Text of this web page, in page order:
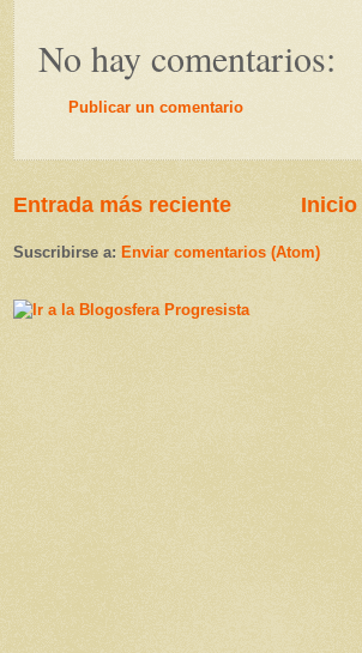
No hay comentarios:
Publicar un comentario
Entrada más reciente Inicio
Suscribirse a: Enviar comentarios (Atom)